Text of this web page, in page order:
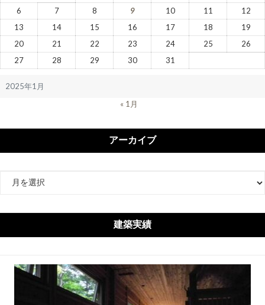
2025年1月
6
7 8 9 10 11
12
13
14 15 16 17 18
19
20
21 22 23 24 25
26
27
28 29 30 31
« 1月
アーカイブ
イ
建築実績